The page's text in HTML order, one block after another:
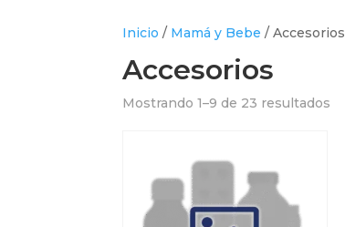
Inicio / Mamá y Bebe / Accesorios
Accesorios
Mostrando 1–9 de 23 resultados